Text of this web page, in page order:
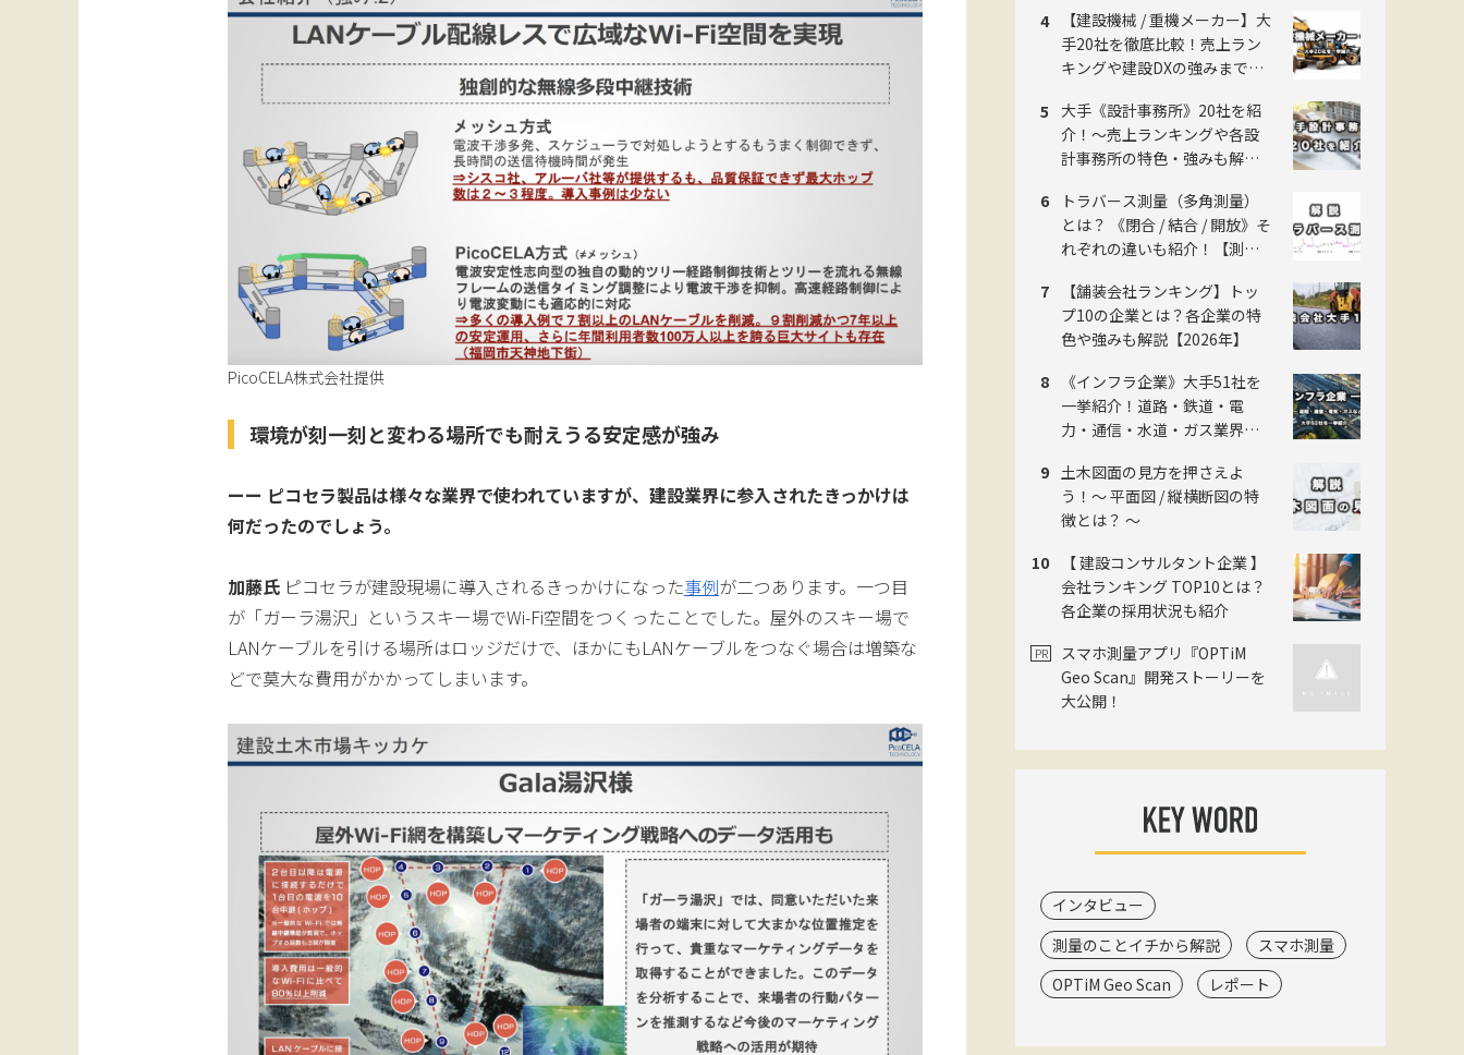
PicoCELA株式会社提供
環境が刻一刻と変わる場所でも耐えうる安定感が強み
ーー ピコセラ製品は様々な業界で使われていますが、建設業界に参入されたきっかけは
何だったのでしょう。
加藤氏 ピコセラが建設現場に導入されるきっかけになった事例が二つあります。一つ目
が「ガーラ湯沢」というスキー場でWi-Fi空間をつくったことでした。屋外のスキー場で
LANケーブルを引ける場所はロッジだけで、ほかにもLANケーブルをつなぐ場合は増築な
どで莫大な費用がかかってしまいます。
【建設機械 / 重機メーカー】大
手20社を徹底比較！売上ラン
キングや建設DXの強みまで網
大手《設計事務所》20社を紹
介！〜売上ランキングや各設
計事務所の特色・強みも解
トラバース測量（多角測量）
とは？ 《閉合 / 結合 / 開放》そ
れぞれの違いも紹介！【測量
【舗装会社ランキング】トッ
プ10の企業とは？各企業の特
色や強みも解説【2026年】
《インフラ企業》大手51社を
一挙紹介！道路・鉄道・電
力・通信・水道・ガス業界の
も解説 【2026年】
土木図面の見方を押さえよ
う！〜 平面図 / 縦横断図の特
徴とは？ 〜
【 建設コンサルタント企業 】
会社ランキング TOP10とは？
各企業の採用状況も紹介
スマホ測量アプリ『OPTiM
Geo Scan』開発ストーリーを
大公開！
インタビュー
測量のことイチから解説
スマホ測量
OPTiM Geo Scan
レポート